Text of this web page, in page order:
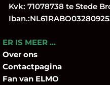
Kvk: 71078738 te Stede
ER IS MEER …
Over ons
Contactpagina
Fan van ELMO